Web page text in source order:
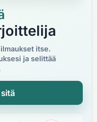
itse.
ja selittää